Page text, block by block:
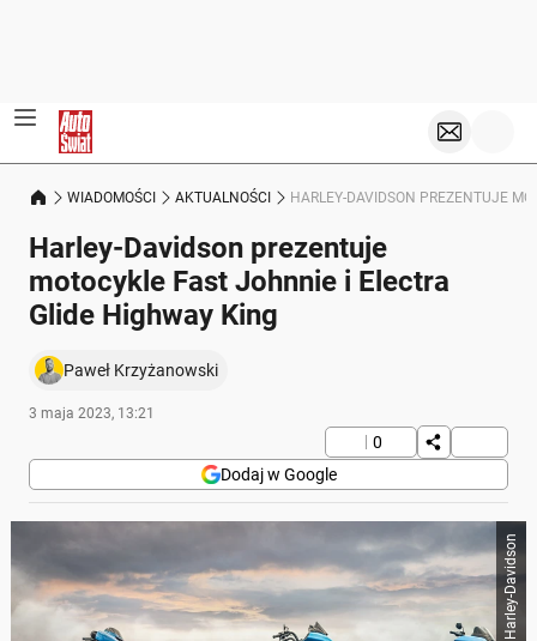
WIADOMOŚCI AKTUALNOŚCI HARLEY-DAVIDSON PREZENTUJE
Harley-Davidson prezentuje
motocykle Fast Johnnie i Electra
Glide Highway King
Paweł Krzyżanowski
3 maja 2023, 13:21
0
Dodaj w Google
Harley-Davidson